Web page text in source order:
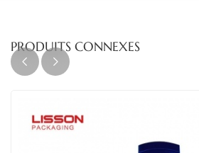
PRODUITS CONNEXES